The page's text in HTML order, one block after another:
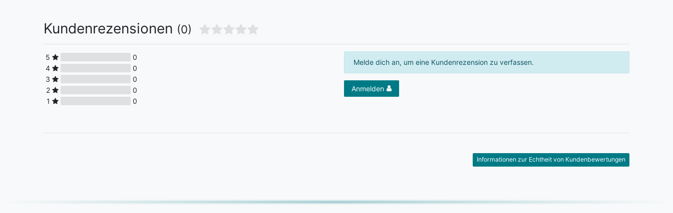
Kundenrezensionen (0)
5
0
4
0
3
0
2
0
1
0
Melde dich an, um eine Kundenrezension zu verfassen.
Anmelden
Informationen zur Echtheit von Kundenbewertungen